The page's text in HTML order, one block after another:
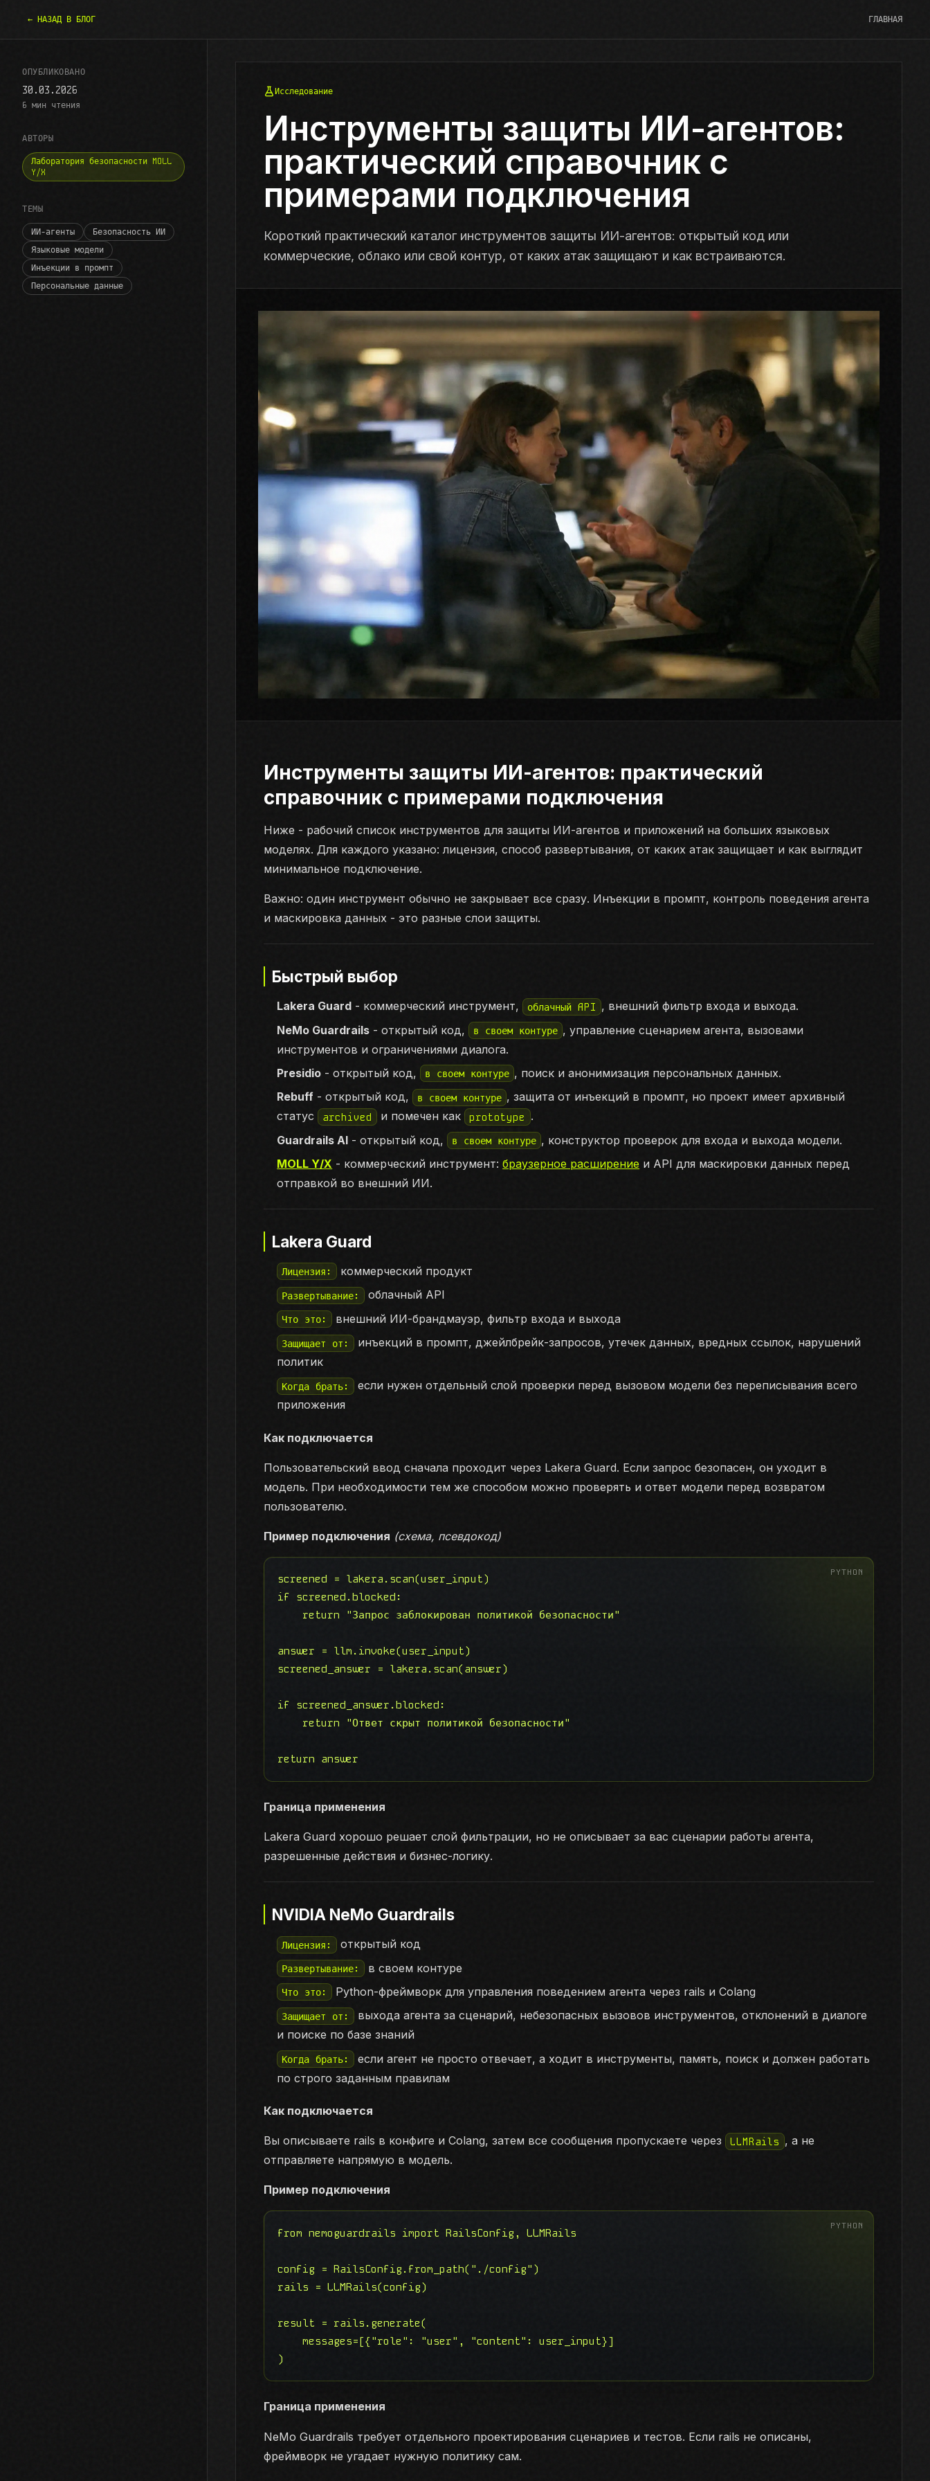
← НАЗАД В БЛОГ ГЛАВНАЯ
ОПУБЛИКОВАНО
30.03.2026
6 мин чтения
АВТОРЫ
Лаборатория безопасности MOLL
Y/X
ТЕМЫ
ИИ-агенты
Безопасность ИИ
Языковые модели
Инъекции в промпт
Персональные данные
Исследование
Инструменты защиты ИИ-агентов:
практический справочник с
примерами подключения
Короткий практический каталог инструментов защиты ИИ-агентов: открытый код или
коммерческие, облако или свой контур, от каких атак защищают и как встраиваются.
Инструменты защиты ИИ-агентов: практический
справочник с примерами подключения
Ниже - рабочий список инструментов для защиты ИИ-агентов и приложений на больших языковых
моделях. Для каждого указано: лицензия, способ развертывания, от каких атак защищает и как выглядит
минимальное подключение.
Важно: один инструмент обычно не закрывает все сразу. Инъекции в промпт, контроль поведения агента
и маскировка данных - это разные слои защиты.
Быстрый выбор
Lakera Guard - коммерческий инструмент, облачный API , внешний фильтр входа и выхода.
NeMo Guardrails - открытый код, в своем контуре , управление сценарием агента, вызовами
инструментов и ограничениями диалога.
Presidio - открытый код, в своем контуре , поиск и анонимизация персональных данных.
Rebuff - открытый код, в своем контуре , защита от инъекций в промпт, но проект имеет архивный
статус archived и помечен как prototype .
Guardrails AI - открытый код, в своем контуре , конструктор проверок для входа и выхода модели.
MOLL Y/X - коммерческий инструмент:браузерное расширение и API для маскировки данных перед
отправкой во внешний ИИ.
Lakera Guard
Лицензия: коммерческий продукт
Развертывание: облачный API
Что это: внешний ИИ-брандмауэр, фильтр входа и выхода
Защищает от:
инъекций в промпт, джейлбрейк-запросов, утечек данных, вредных ссылок, нарушений
политик
Когда брать:
если нужен отдельный слой проверки перед вызовом модели без переписывания всего
приложения
Как подключается
Пользовательский ввод сначала проходит через Lakera Guard. Если запрос безопасен, он уходит в
модель. При необходимости тем же способом можно проверять и ответ модели перед возвратом
пользователю.
Пример подключения (схема, псевдокод)
screened = lakera.scan(user_input)
if screened.blocked:
    return "Запрос заблокирован политикой безопасности"
answer = llm.invoke(user_input)
screened_answer = lakera.scan(answer)
if screened_answer.blocked:
    return "Ответ скрыт политикой безопасности"
return answer
Граница применения
Lakera Guard хорошо решает слой фильтрации, но не описывает за вас сценарии работы агента,
разрешенные действия и бизнес-логику.
NVIDIA NeMo Guardrails
Лицензия: открытый код
Развертывание: в своем контуре
Что это: Python-фреймворк для управления поведением агента через rails и Colang
Защищает от:
выхода агента за сценарий, небезопасных вызовов инструментов, отклонений в диалоге
и поиске по базе знаний
Когда брать:
если агент не просто отвечает, а ходит в инструменты, память, поиск и должен работать
по строго заданным правилам
Как подключается
Вы описываете rails в конфиге и Colang, затем все сообщения пропускаете через LLMRails , а не
отправляете напрямую в модель.
Пример подключения
from nemoguardrails import RailsConfig, LLMRails
config = RailsConfig.from_path("./config")
rails = LLMRails(config)
result = rails.generate(
    messages=[{"role": "user", "content": user_input}]
)
Граница применения
NeMo Guardrails требует отдельного проектирования сценариев и тестов. Если rails не описаны,
фреймворк не угадает нужную политику сам.